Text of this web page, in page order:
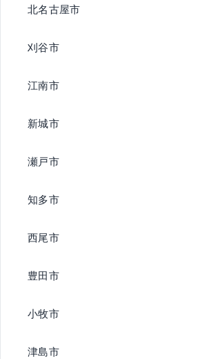
北名古屋市
刈谷市
江南市
新城市
瀬戸市
知多市
西尾市
豊田市
小牧市
津島市